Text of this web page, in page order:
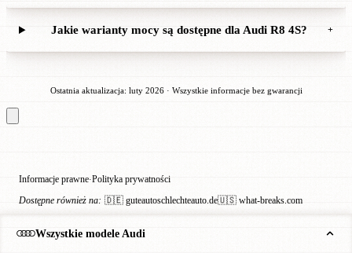
Jakie warianty mocy są dostępne dla Audi R8 4S? +
Ostatnia aktualizacja: luty 2026 · Wszystkie informacje bez gwarancji
Wszystkie modele Audi
Informacje prawne·Polityka prywatności
Dostępne również na: 🇩🇪 guteautoschlechteauto.de🇺🇸 what-breaks.com